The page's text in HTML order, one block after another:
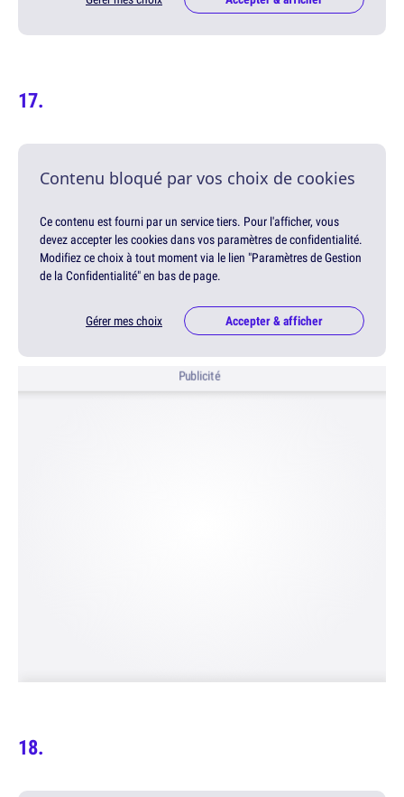
Contenu bloqué par vos choix de cookies
Ce contenu est fourni par un service tiers. Pour l'afficher, vous
devez accepter les cookies dans vos paramètres de confidentialité.
Modifiez ce choix à tout moment via le lien "Paramètres de Gestion
de la Confidentialité" en bas de page.
Gérer mes choix Accepter & afficher
Publicité